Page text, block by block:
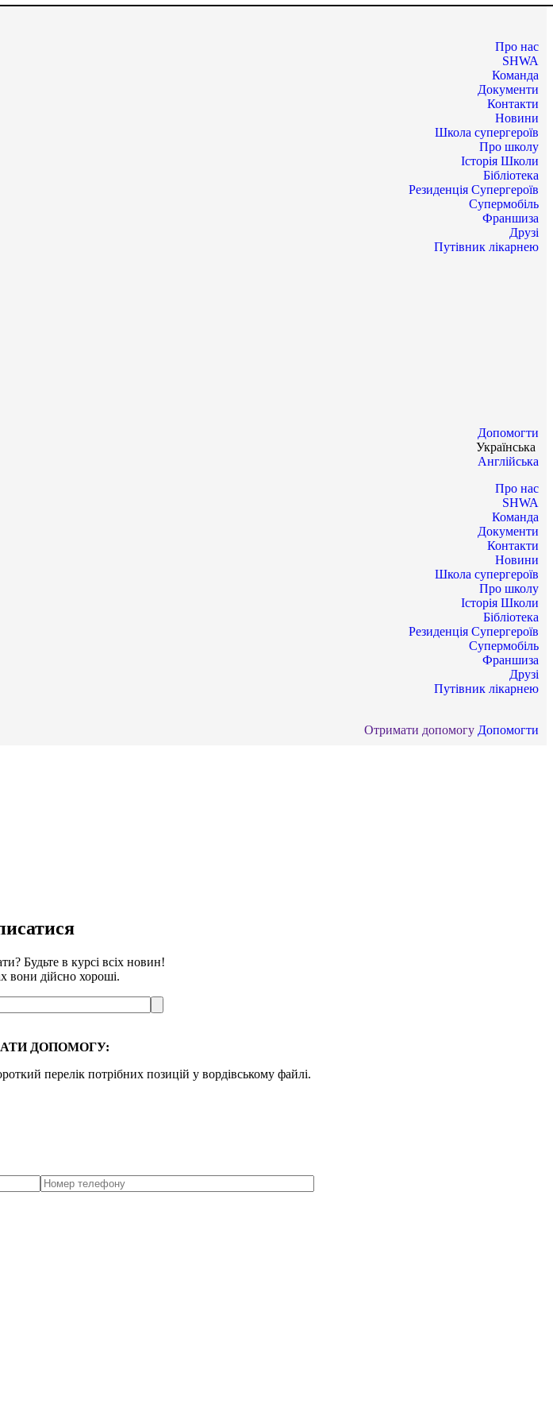
Про нас
SHWA
Команда
Документи
Контакти
Новини
Школа супергероїв
Про школу
Історія Школи
Бібліотека
Резиденція Супергероїв
Супермобіль
Франшиза
Друзі
Путівник лікарнею
Допомогти
Українська
Англійська
Про нас
SHWA
Команда
Документи
Контакти
Новини
Школа супергероїв
Про школу
Історія Школи
Бібліотека
Резиденція Супергероїв
Супермобіль
Франшиза
Друзі
Путівник лікарнею
Отримати допомогу Допомогти
Будьте в курсі всіх новин!
вони дійсно хороші.
ДОПОМОГУ:
перелік потрібних позицій у вордівському файлі.